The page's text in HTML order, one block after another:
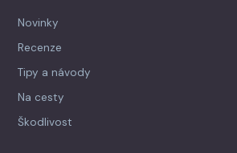
Novinky
Recenze
Tipy a návody
Na cesty
Škodlivost